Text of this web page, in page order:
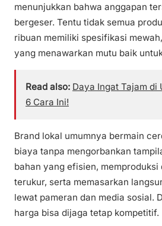
menunjukkan bahwa anggapan
bergeser. Tentu tidak semua
ribuan memiliki spesifikasi
yang menawarkan mutu baik
Read also: Daya Ingat Tajam di
6 Cara Ini!
Brand lokal umumnya bermain
biaya tanpa mengorbankan
bahan yang efisien, memproduksi
terukur, serta memasarkan
lewat pameran dan media sosial.
harga bisa dijaga tetap kompetitif.